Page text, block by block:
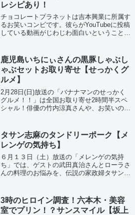
レシピあり！
チョコレートプラネットは吉本興業に所属す
るお笑いコンビです。彼らがYouTubeに投稿
している動画がじわじわ面白いということで
で料理してきた品々のレシピも合わせ...
鹿児島いちにぃさんの黒豚しゃぶし
ゃぶセットお取り寄せ【せっかくグ
ルメ】
2月28日(日)放送の「バナナマンのせっかく
グルメ！！」は全国お取り寄せ2時間半スペ
シャル！俳優の竹内涼真さんや、お笑いの3
た黒豚しゃぶしゃぶお取り寄せがこちら...
タサン志麻のタンドリーポーク【メ
レンゲの気持ち】
６月１３日（土）放送の「メレンゲの気持
ち」では、ゲストの武田真治さんとローラさ
んの料理のお悩みを、伝説の家政婦タサン志
よ。
3時のヒロイン調査！六本木・美容
室でプリン！？サンスマイル【坂上